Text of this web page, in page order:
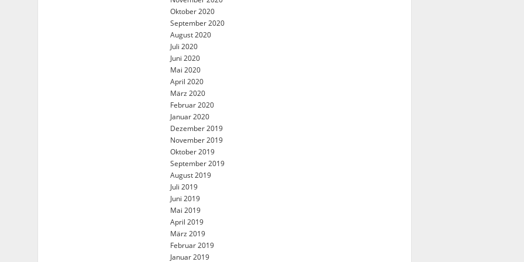
Oktober 2020
September 2020
August 2020
Juli 2020
Juni 2020
Mai 2020
April 2020
März 2020
Februar 2020
Januar 2020
Dezember 2019
November 2019
Oktober 2019
September 2019
August 2019
Juli 2019
Juni 2019
Mai 2019
April 2019
März 2019
Februar 2019
Januar 2019